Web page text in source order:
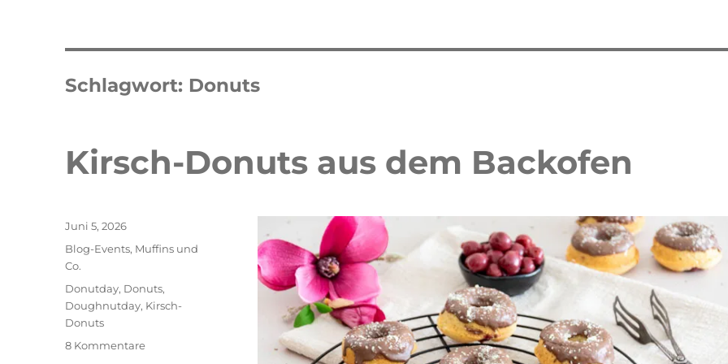
Schlagwort: Donuts
Kirsch-Donuts aus dem Backofen
Veröffentlicht
am
Juni 5, 2026
Kategorien
Blog-Events, Muffins und
Co.
Schlagwörter
Donutday, Donuts,
Doughnutday, Kirsch-
Donuts
8 Kommentarezu